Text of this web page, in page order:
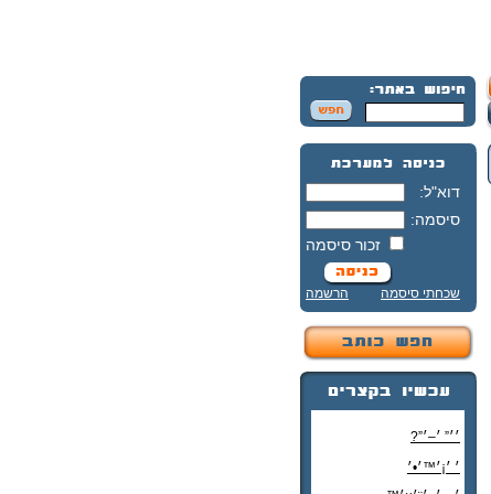
דוא"ל:
סיסמה:
זכור סיסמה
שכחתי סיסמה הרשמה
׳׳” ׳–׳”?
׳ ׳¡׳™׳•׳